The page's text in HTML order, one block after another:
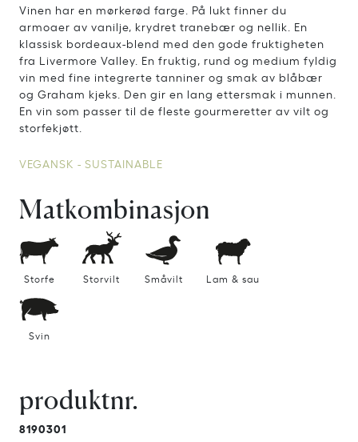
Vinen har en mørkerød farge. På lukt finner du
armoaer av vanilje, krydret tranebær og nellik. En
klassisk bordeaux-blend med den gode fruktigheten
fra Livermore Valley. En fruktig, rund og medium fyldig
vin med fine integrerte tanniner og smak av blåbær
og Graham kjeks. Den gir en lang ettersmak i munnen.
En vin som passer til de fleste gourmeretter av vilt og
storfekjøtt.
VEGANSK - SUSTAINABLE
Matkombinasjon
Storfe Storvilt Småvilt Lam & sau
Svin
produktnr.
8190301